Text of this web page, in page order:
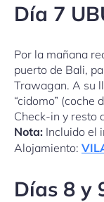
Día 7
Por la mañana
puerto de Bali,
Trawagan. A su
“cidomo” (coche
Check-in y resto
Nota: Incluido el
Alojamiento:
Días 8 y